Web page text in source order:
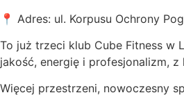
📍 Adres: ul. Korpusu Ochrony
To już trzeci klub Cube Fitness w
jakość, energię i profesjonalizm,
Więcej przestrzeni, nowoczesny